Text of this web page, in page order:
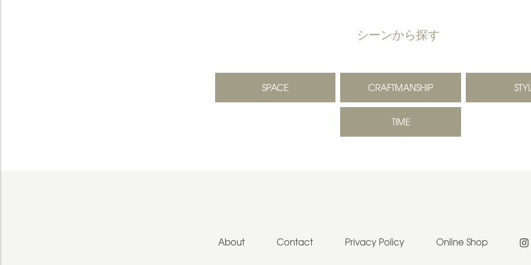
シーンから探す
SPACE CRAFTMANSHIP
TIME
About Contact Privacy Policy Online Shop